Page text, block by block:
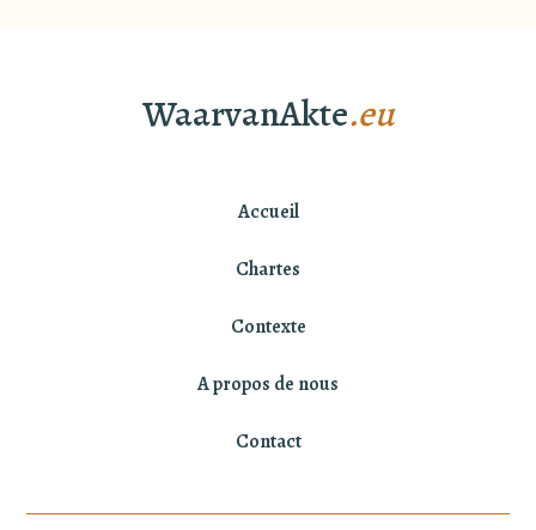
WaarvanAkte.eu
Accueil
Chartes
Contexte
A propos de nous
Contact